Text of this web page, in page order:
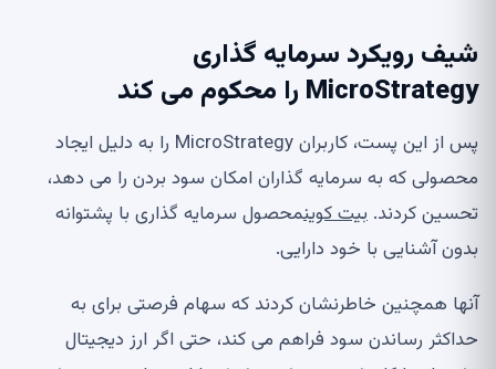
شیف رویکرد سرمایه گذاری
MicroStrategy را محکوم می کند
پس از این پست، کاربران MicroStrategy را به دلیل ایجاد
محصولی که به سرمایه گذاران امکان سود بردن را می دهد،
تحسین کردند. بیت کوینمحصول سرمایه گذاری با پشتوانه
بدون آشنایی با خود دارایی.
آنها همچنین خاطرنشان کردند که سهام فرصتی برای به
حداکثر رساندن سود فراهم می کند، حتی اگر ارز دیجیتال